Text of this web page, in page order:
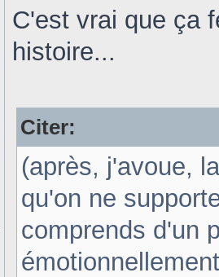
C'est vrai que ça
histoire...
Citer:
(après, j'avoue,
qu'on ne
comprends d'un